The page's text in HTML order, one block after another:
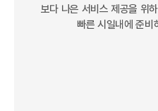
보다 나은 서비스 제공을 위
빠른 시일내에 준비